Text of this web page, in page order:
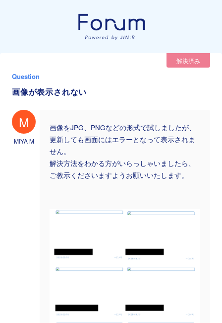
解決済み
Question
画像が表示されない
M
MIYA M
画像をJPG、PNGなどの形式で試しましたが、
更新しても画面にはエラーとなって表示されま
せん。
解決方法をわかる方がいらっしゃいましたら、
ご教示くださいますようお願いいたします。